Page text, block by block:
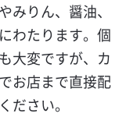
みりん、醤油、
わたります。個
大変ですが、カ
お店まで直接配
ださい。